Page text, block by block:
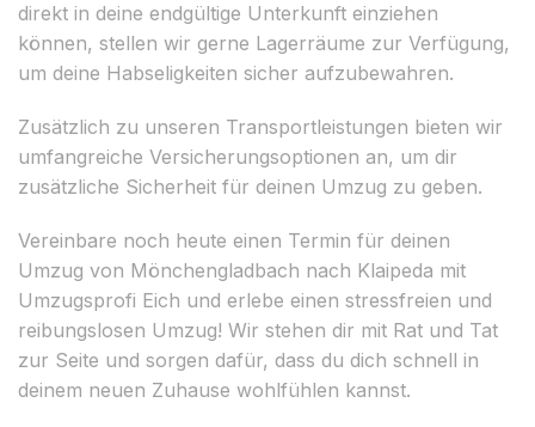
direkt in deine endgültige Unterkunft einziehen
können, stellen wir gerne Lagerräume zur Verfügung,
um deine Habseligkeiten sicher aufzubewahren.
Zusätzlich zu unseren Transportleistungen bieten wir
umfangreiche Versicherungsoptionen an, um dir
zusätzliche Sicherheit für deinen Umzug zu geben.
Vereinbare noch heute einen Termin für deinen
Umzug von Mönchengladbach nach Klaipeda mit
Umzugsprofi Eich und erlebe einen stressfreien und
reibungslosen Umzug! Wir stehen dir mit Rat und Tat
zur Seite und sorgen dafür, dass du dich schnell in
deinem neuen Zuhause wohlfühlen kannst.